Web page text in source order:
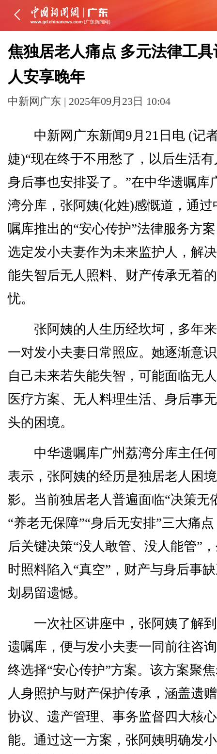
焦独居老人痛点 多元法律工具
人安享晚年
中新网广东 | 2025年09月23日 10:04
中新网广东新闻9月21日电 (记
婕)“现在终于不用愁了，以后生活
身后事也安排妥了。”在中华遗嘱库
湾分库，张阿姨(化姓)感慨道，通过
嘱库推出的“安心传护”法律服务方
选定发小夫妻作为未来监护人，解
能失智后无人照料、财产传承无着
忧。
张阿姨的人生历经坎坷，多年
一对发小夫妻日常照应。她逐渐意
自己未来若失能失智，可能面临无
医疗方案、无人料理生活、身后事
头的困境。
中华遗嘱库广州荔湾分库主任
表示，张阿姨的经历是独居老人困
影。当前独居老人普遍面临“决策无
“养老无保障”“身后无安排”三大痛
后关键决策“没人敢管、没人能管”
时照料陷入“真空”，财产与身后事
划易留遗憾。
一次社区讲座中，张阿姨了解
遗嘱库，便与发小夫妻一同前往咨
终选择“安心传护”方案。该方案聚
人身照护与财产保护传承，涵盖遗
协议、遗产管理、事务监督四大核
能。通过这一方案，张阿姨明确发